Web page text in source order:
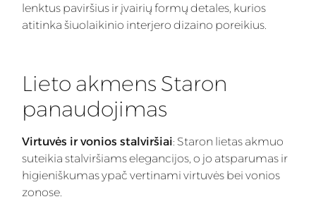
lenktus paviršius ir įvairių formų detales, kurios
atitinka šiuolaikinio interjero dizaino poreikius.
Lieto akmens Staron
panaudojimas
Virtuvės ir vonios stalviršiai: Staron lietas akmuo
suteikia stalviršiams elegancijos, o jo atsparumas ir
higieniškumas ypač vertinami virtuvės bei vonios
zonose.